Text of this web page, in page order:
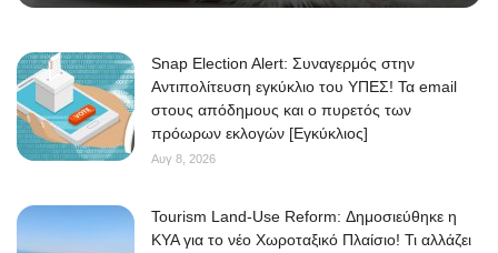
Snap Election Alert: Συναγερμός στην
Αντιπολίτευση εγκύκλιο του ΥΠΕΣ! Τα email
στους απόδημους και ο πυρετός των
πρόωρων εκλογών [Εγκύκλιος]
Αυγ 8, 2026
Tourism Land-Use Reform: Δημοσιεύθηκε η
ΚΥΑ για το νέο Χωροταξικό Πλαίσιο! Τι αλλάζει